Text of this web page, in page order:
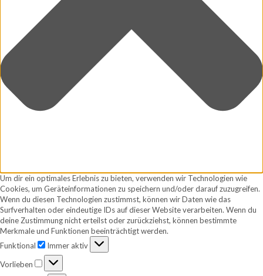
Um dir ein optimales Erlebnis zu bieten, verwenden wir Technologien wie
Cookies, um Geräteinformationen zu speichern und/oder darauf zuzugreifen.
Wenn du diesen Technologien zustimmst, können wir Daten wie das
Surfverhalten oder eindeutige IDs auf dieser Website verarbeiten. Wenn du
deine Zustimmung nicht erteilst oder zurückziehst, können bestimmte
Merkmale und Funktionen beeinträchtigt werden.
Funktional
Funktional
Immer aktiv
Vorlieben
Vorlieben